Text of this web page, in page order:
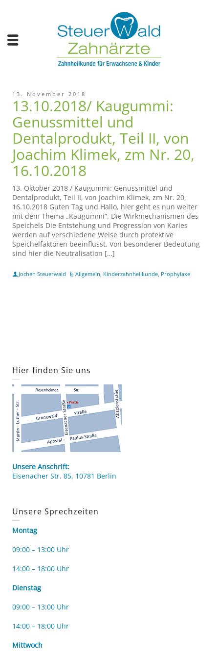
13. November 2018
13.10.2018/ Kaugummi:
Genussmittel und
Dentalprodukt, Teil II, von
Joachim Klimek, zm Nr. 20,
16.10.2018
13. Oktober 2018 / Kaugummi: Genussmittel und
Dentalprodukt, Teil II, von Joachim Klimek, zm Nr. 20,
16.10.2018 Guten Tag und Hallo, hier geht es nun weiter
mit dem Thema „Kaugummi“. Die Wirkmechanismen des
Speichels Die Entstehung und Progression von Karies
werden auf verschiedene Weise durch protektive
Speichelfaktoren beeinflusst. Von besonderer Bedeutung
sind hier die Neutralisation […]
Jochen Steuerwald Allgemein, Kinderzahnheilkunde, Prophylaxe
Hier finden Sie uns
Unsere Anschrift:
Eisenacher Str. 85, 10781 Berlin
Unsere Sprechzeiten
Montag
09:00 – 13:00 Uhr
14:00 – 18:00 Uhr
Dienstag
09:00 – 13:00 Uhr
14:00 – 18:00 Uhr
Mittwoch